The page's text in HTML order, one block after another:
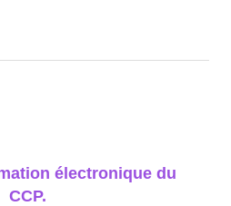
électronique du
CCP.